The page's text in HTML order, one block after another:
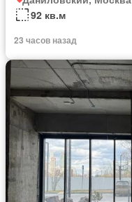
92 кв.м
23 часов назад